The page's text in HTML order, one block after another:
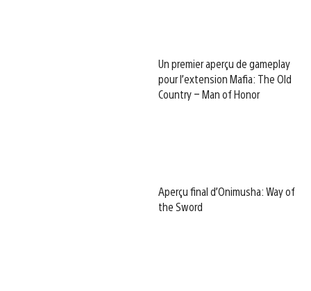
Un premier aperçu de gameplay
pour l’extension Mafia: The Old
Country – Man of Honor
Aperçu final d’Onimusha: Way of
the Sword